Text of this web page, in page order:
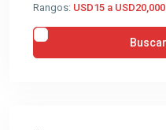
Rangos: USD15 a USD20,000